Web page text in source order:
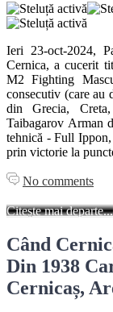
Ieri 23-oct-2024,
Cernica, a cucerit
M2 Fighting
consecutiv (care au
din Grecia,
Taibagarov Arman
tehnică - Full
prin victorie la
No comments
Citește mai departe...
Când
Din 1938
Cernicaș,